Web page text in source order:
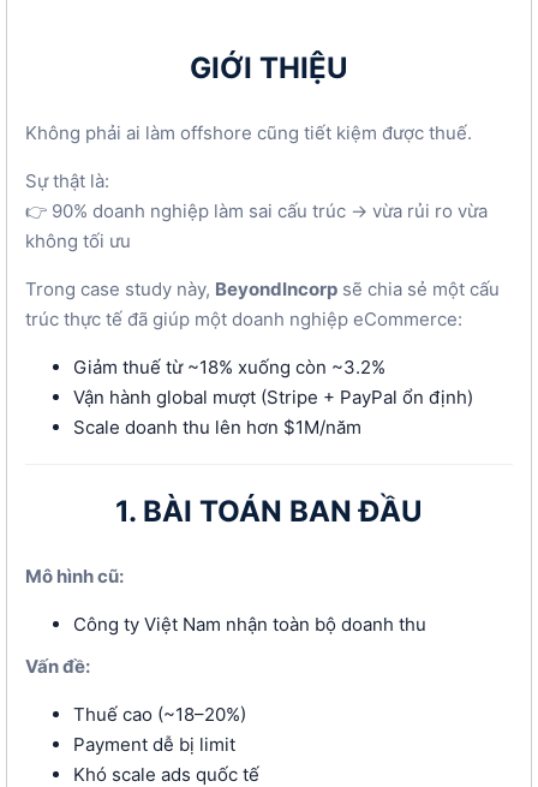
GIỚI THIỆU
Không phải ai làm offshore cũng tiết kiệm được thuế.
Sự thật là:
👉 90% doanh nghiệp làm sai cấu trúc → vừa rủi ro vừa
không tối ưu
Trong case study này, BeyondIncorp sẽ chia sẻ một cấu
trúc thực tế đã giúp một doanh nghiệp eCommerce:
Giảm thuế từ ~18% xuống còn ~3.2%
Vận hành global mượt (Stripe + PayPal ổn định)
Scale doanh thu lên hơn $1M/năm
1. BÀI TOÁN BAN ĐẦU
Mô hình cũ:
Công ty Việt Nam nhận toàn bộ doanh thu
Vấn đề:
Thuế cao (~18–20%)
Payment dễ bị limit
Khó scale ads quốc tế